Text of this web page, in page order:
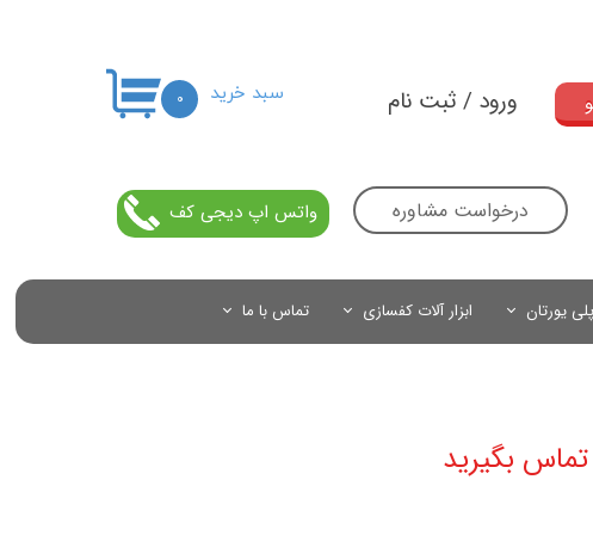
ورود / ثبت نام
تغییر گذر واژه
سفارشات
خروج از حساب کاربری
یورتان ابزار آلات کفسازی تماس با ما
۰ سبد خرید
درخواست مشاوره واتس اپ دیجی کف
بگیرید